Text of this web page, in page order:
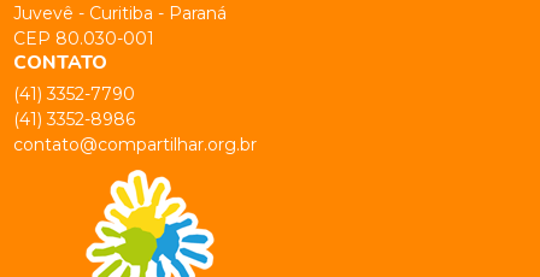
Juvevê - Curitiba - Paraná
CEP 80.030-001
CONTATO
(41) 3352-7790
(41) 3352-8986
contato@compartilhar.org.br